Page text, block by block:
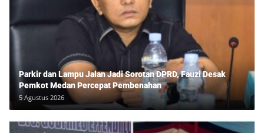
Parkir dan Lampu Jalan Jadi Sorotan DPRD, Fauzi Desak
Pemkot Medan Percepat Pembenahan
5 Agustus 2026